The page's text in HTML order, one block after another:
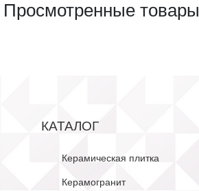
Просмотренные товары
КАТАЛОГ
Керамическая плитка
Керамогранит